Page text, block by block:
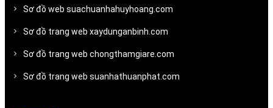
Sơ đồ web suachuanhahuyhoang.com
Sơ đồ trang web xaydunganbinh.com
Sơ đồ trang web chongthamgiare.com
Sơ đồ trang web suanhathuanphat.com